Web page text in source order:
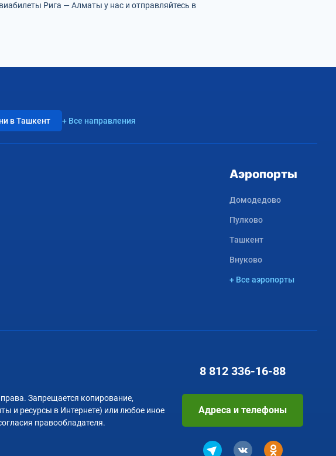
Рига — Алматы у нас и отправляйтесь в
в Ташкент + Все направления
Аэропорты
Домодедово
Пулково
Ташкент
Внуково
+ Все аэропорты
Запрещается копирование,
и ресурсы в Интернете) или любое иное
правообладателя.
8 812 336-16-88
Адреса и телефоны